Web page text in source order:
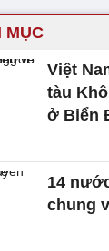
MỤC
Việt
tàu
ở Biển
14
chung